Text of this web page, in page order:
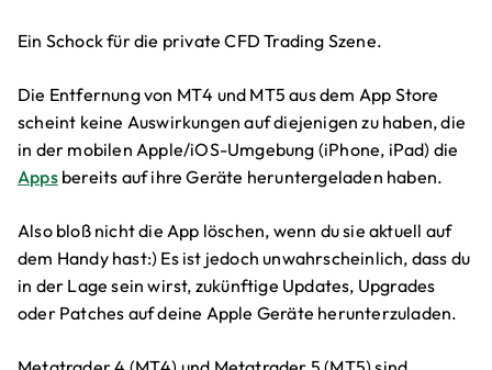
Ein Schock für die private CFD Trading Szene.
Die Entfernung von MT4 und MT5 aus dem App Store
scheint keine Auswirkungen auf diejenigen zu haben, die
in der mobilen Apple/iOS-Umgebung (iPhone, iPad) die
Appsbereits auf ihre Geräte heruntergeladen haben.
Also bloß nicht die App löschen, wenn du sie aktuell auf
dem Handy hast:) Es ist jedoch unwahrscheinlich, dass du
in der Lage sein wirst, zukünftige Updates, Upgrades
oder Patches auf deine Apple Geräte herunterzuladen.